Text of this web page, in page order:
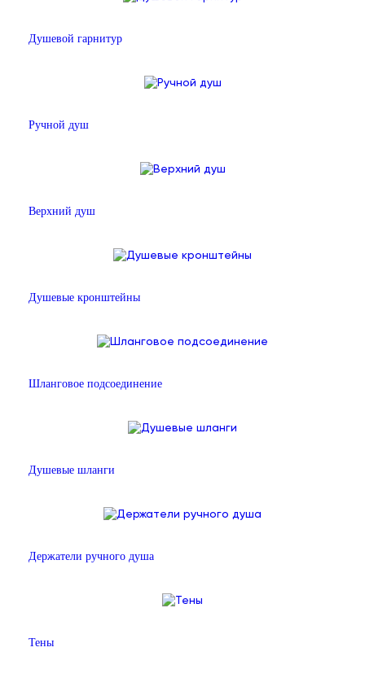
Душевой гарнитур
Ручной душ
Верхний душ
Душевые кронштейны
Шланговое подсоединение
Душевые шланги
Держатели ручного душа
Тены